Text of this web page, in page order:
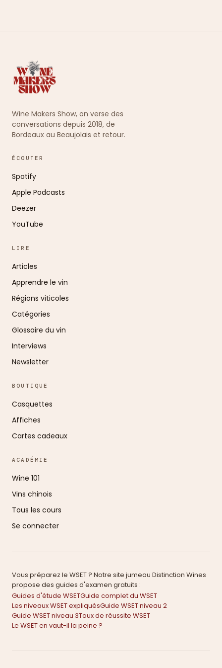
Wine Makers Show, on verse des
conversations depuis 2018, de
Bordeaux au Beaujolais et retour.
ÉCOUTER
Spotify
Apple Podcasts
Deezer
YouTube
LIRE
Articles
Apprendre le vin
Régions viticoles
Catégories
Glossaire du vin
Interviews
Newsletter
BOUTIQUE
Casquettes
Affiches
Cartes cadeaux
ACADÉMIE
Wine 101
Vins chinois
Tous les cours
Se connecter
Vous préparez le WSET ? Notre site jumeau Distinction Wines
propose des guides d'examen gratuits :
Guides d'étude WSETGuide complet du WSET
Les niveaux WSET expliquésGuide WSET niveau 2
Guide WSET niveau 3Taux de réussite WSET
Le WSET en vaut-il la peine ?